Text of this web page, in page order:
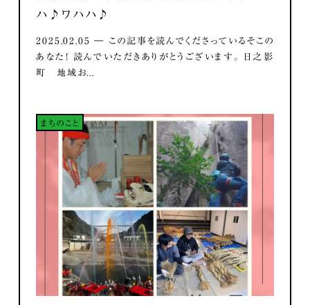
ハ♪ワハハ♪
2025.02.05 ― この記事を読んでくださっているそこの
あなた！ 読んでいただきありがとうございます。 日之影
町 地域お...
まちのこと